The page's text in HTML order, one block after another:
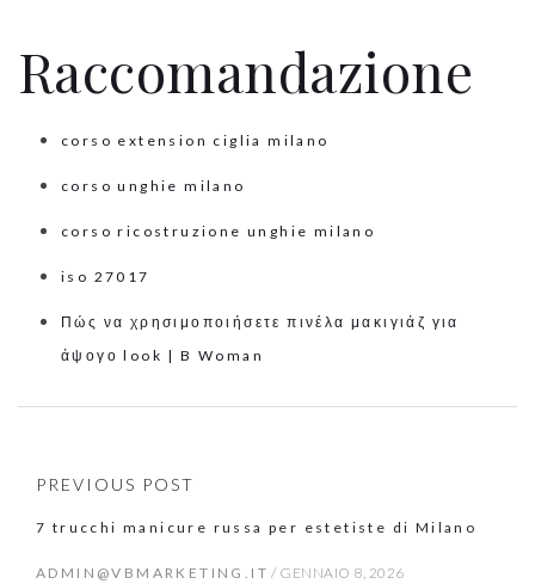
Raccomandazione
corso extension ciglia milano
corso unghie milano
corso ricostruzione unghie milano
iso 27017
Πώς να χρησιμοποιήσετε πινέλα μακιγιάζ για
άψογο look | B Woman
PREVIOUS POST
7 trucchi manicure russa per estetiste di Milano
ADMIN@VBMARKETING.IT / GENNAIO 8, 2026